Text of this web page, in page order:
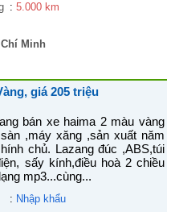
: 5.000 km
Chí Minh
giá 205 triệu
bán xe haima 2 màu vàng
,máy xăng ,sản xuất năm
chủ. Lazang đúc ,ABS,túi
sấy kính,điều hoà 2 chiều
mp3...cùng...
: Nhập khẩu